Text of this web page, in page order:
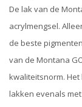
De lak van de
acrylmengsel.
de beste
van de Montana
kwaliteitsnorm.
lakken evenals